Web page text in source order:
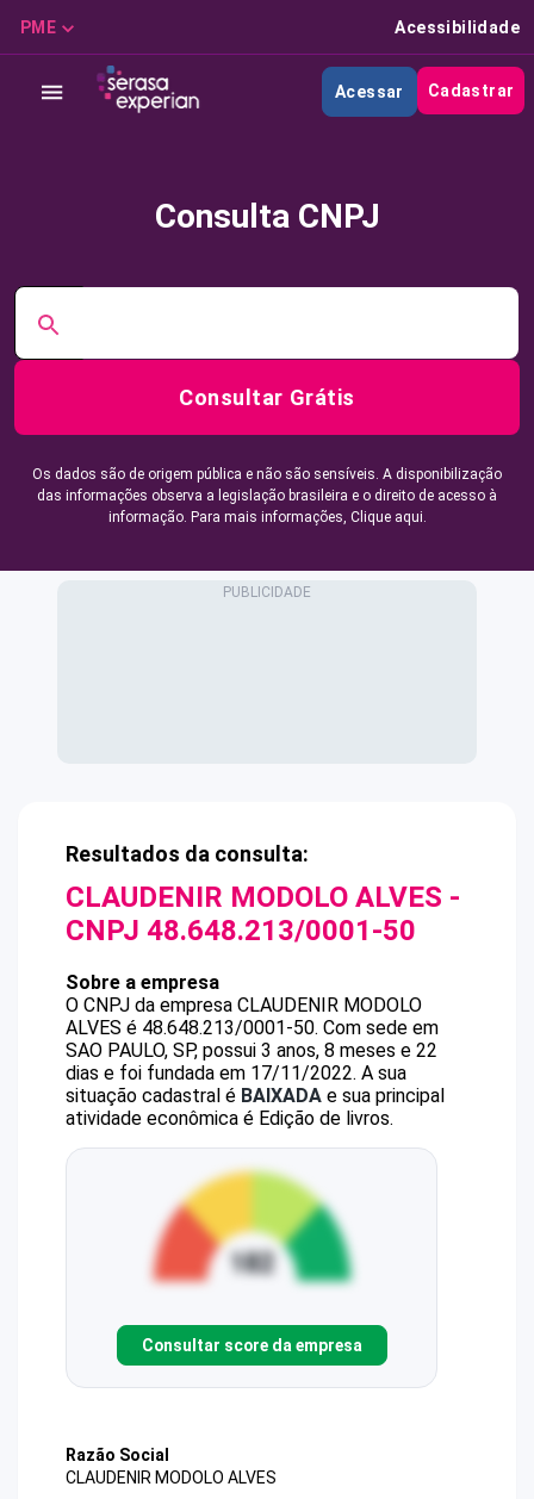
PME Acessibilidade
Acessar Cadastrar
Consulta CNPJ
Consultar Grátis
Os dados são de origem pública e não são sensíveis. A disponibilização
das informações observa a legislação brasileira e o direito de acesso à
informação. Para mais informações, Clique aqui.
Resultados da consulta:
CLAUDENIR MODOLO ALVES -
CNPJ 48.648.213/0001-50
Sobre a empresa
O CNPJ da empresa CLAUDENIR MODOLO
ALVES é 48.648.213/0001-50. Com sede em
SAO PAULO, SP, possui 3 anos, 8 meses e 22
dias e foi fundada em 17/11/2022. A sua
situação cadastral é BAIXADA e sua principal
atividade econômica é Edição de livros.
Consultar score da empresa
Razão Social
CLAUDENIR MODOLO ALVES